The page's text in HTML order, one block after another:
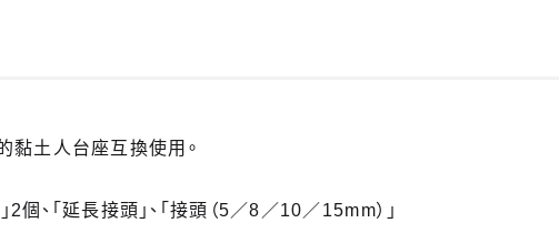
黏土人台座互換使用。
2個、「延長接頭」、「接頭（5／8／10／15mm）」